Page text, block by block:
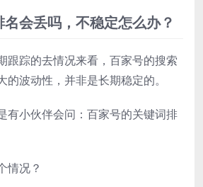
会丢吗，不稳定怎么办？
跟踪的去情况来看，百家号的搜索
波动性，并非是长期稳定的。
有小伙伴会问：百家号的关键词排
情况？